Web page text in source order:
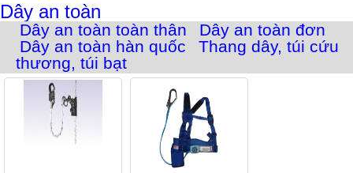
Dây an toàn
Dây an toàn toàn thân
Dây an toàn đơn
Dây an toàn hàn quốc
Thang dây, túi cứu
thương, túi bạt